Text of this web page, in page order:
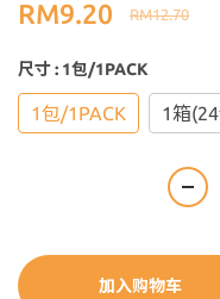
RM12.70
RM9.20
尺寸: 1包/1PACK
1包/1PACK 1箱
加入购物车